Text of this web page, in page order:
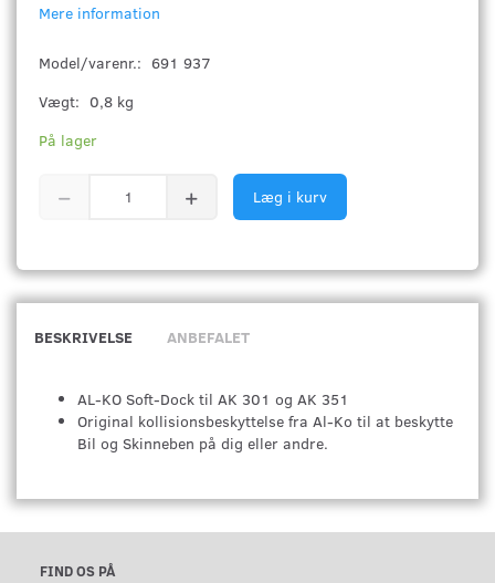
Mere information
Model/varenr.: 691 937
Vægt: 0,8 kg
På lager
Læg i kurv
BESKRIVELSE ANBEFALET
AL-KO Soft-Dock til AK 301 og AK 351
Original kollisionsbeskyttelse fra Al-Ko til at beskytte
Bil og Skinneben på dig eller andre.
FIND OS PÅ